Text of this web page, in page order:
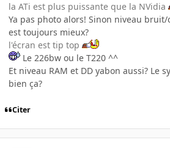
la ATi est plus puissante que la NVidia
Ya pas photo alors! Sinon niveau
est toujours mieux?
l'écran est tip top
Le 226bw ou le T220 ^^
Et niveau RAM et DD yabon aussi? Le
bien ça?
Citer